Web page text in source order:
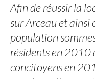
Afin de réussir la
sur Arceau et ainsi
population
résidents en
concitoyens en